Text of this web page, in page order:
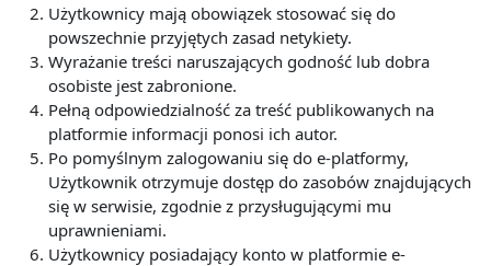
Użytkownicy mają obowiązek stosować się do
powszechnie przyjętych zasad netykiety.
Wyrażanie treści naruszających godność lub dobra
osobiste jest zabronione.
Pełną odpowiedzialność za treść publikowanych na
platformie informacji ponosi ich autor.
Po pomyślnym zalogowaniu się do e-platformy,
Użytkownik otrzymuje dostęp do zasobów znajdujących
się w serwisie, zgodnie z przysługującymi mu
uprawnieniami.
Użytkownicy posiadający konto w platformie e-